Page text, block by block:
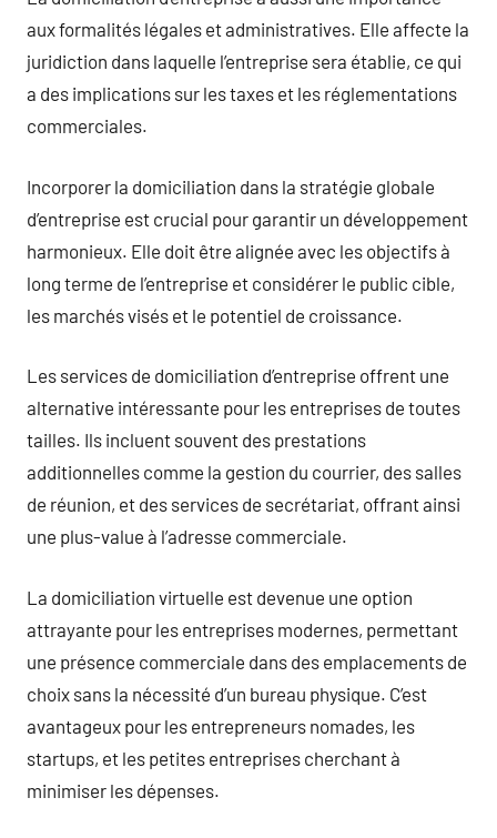
aux formalités légales et administratives. Elle affecte la
juridiction dans laquelle l’entreprise sera établie, ce qui
a des implications sur les taxes et les réglementations
commerciales.
Incorporer la domiciliation dans la stratégie globale
d’entreprise est crucial pour garantir un développement
harmonieux. Elle doit être alignée avec les objectifs à
long terme de l’entreprise et considérer le public cible,
les marchés visés et le potentiel de croissance.
Les services de domiciliation d’entreprise offrent une
alternative intéressante pour les entreprises de toutes
tailles. Ils incluent souvent des prestations
additionnelles comme la gestion du courrier, des salles
de réunion, et des services de secrétariat, offrant ainsi
une plus-value à l’adresse commerciale.
La domiciliation virtuelle est devenue une option
attrayante pour les entreprises modernes, permettant
une présence commerciale dans des emplacements de
choix sans la nécessité d’un bureau physique. C’est
avantageux pour les entrepreneurs nomades, les
startups, et les petites entreprises cherchant à
minimiser les dépenses.